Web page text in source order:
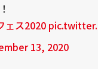
ェス2020
13, 2020